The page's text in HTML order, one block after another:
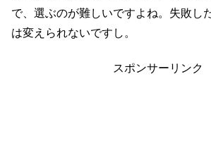
で、選ぶのが難しいですよね。失敗し
は変えられないですし。
スポンサーリンク